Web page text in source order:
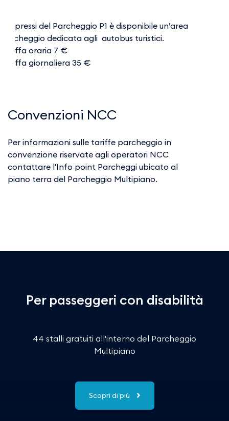
Nei pressi del Parcheggio P1 è disponibile un’area
parcheggio dedicata agli autobus turistici.
Tariffa oraria 7 €
Tariffa giornaliera 35 €
Convenzioni NCC
Per informazioni sulle tariffe parcheggio in
convenzione riservate agli operatori NCC
contattare l'Info point Parcheggi ubicato al
piano terra del Parcheggio Multipiano.
Per passeggeri con disabilità
44 stalli gratuiti all'interno del Parcheggio
Multipiano
Scopri di più